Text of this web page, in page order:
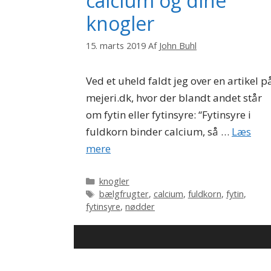
knogler
15. marts 2019 Af John Buhl
Ved et uheld faldt jeg over en artikel
mejeri.dk, hvor der blandt andet står
om fytin eller fytinsyre: “Fytinsyre i
fuldkorn binder calcium, så … Læs
mere
Kategorier
knogler
Tags
bælgfrugter, calcium, fuldkorn, fytin,
fytinsyre, nødder